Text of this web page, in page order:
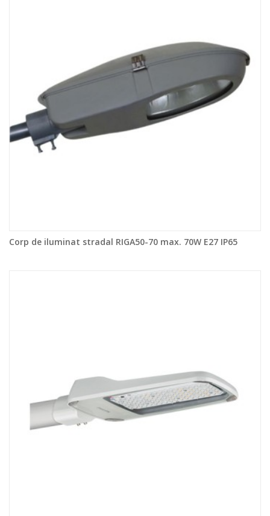
Corp de iluminat stradal RIGA50-70 max. 70W E27 IP65